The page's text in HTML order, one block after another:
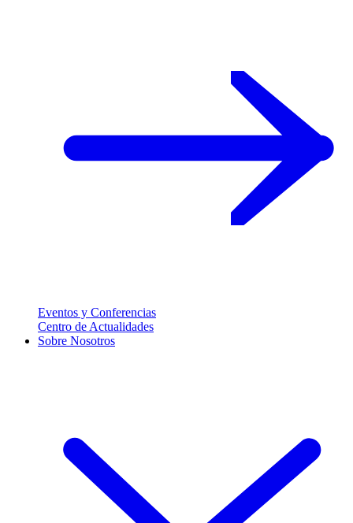
Eventos y Conferencias
Centro de Actualidades
Sobre Nosotros